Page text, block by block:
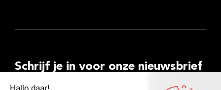
Schrijf je in voor onze nieuwsbrief